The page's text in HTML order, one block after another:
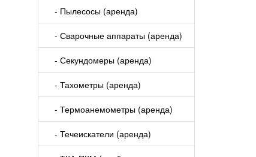
- Пылесосы (аренда)
- Сварочные аппараты (аренда)
- Секундомеры (аренда)
- Тахометры (аренда)
- Термоанемометры (аренда)
- Течеискатели (аренда)